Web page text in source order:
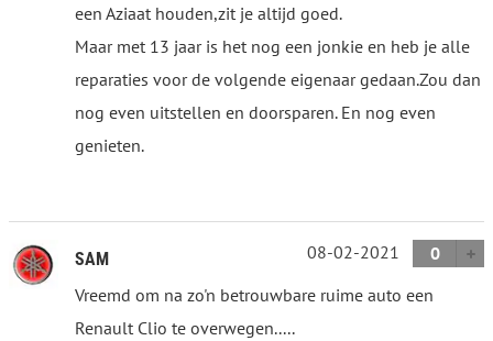
een Aziaat houden,zit je altijd goed.
Maar met 13 jaar is het nog een jonkie en heb je alle
reparaties voor de volgende eigenaar gedaan.Zou dan
nog even uitstellen en doorsparen. En nog even
genieten.
SAM 08-02-2021
0
Vreemd om na zo'n betrouwbare ruime auto een
Renault Clio te overwegen.....